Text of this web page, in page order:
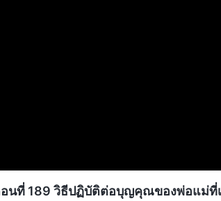
นที่ 189 วิธีปฏิบัติต่อบุญคุณของพ่อแม่ที่เ